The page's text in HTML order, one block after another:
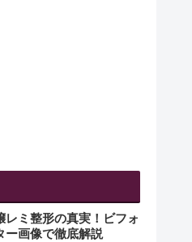
レミ整形の真実！ビフォ
ー画像で徹底解説